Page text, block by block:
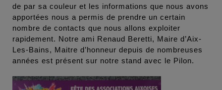
de par sa couleur et les informations que nous avons
apportées nous a permis de prendre un certain
nombre de contacts que nous allons exploiter
rapidement. Notre ami Renaud Beretti, Maire d’Aix-
Les-Bains, Maitre d’honneur depuis de nombreuses
années est présent sur notre stand avec le Pilon.